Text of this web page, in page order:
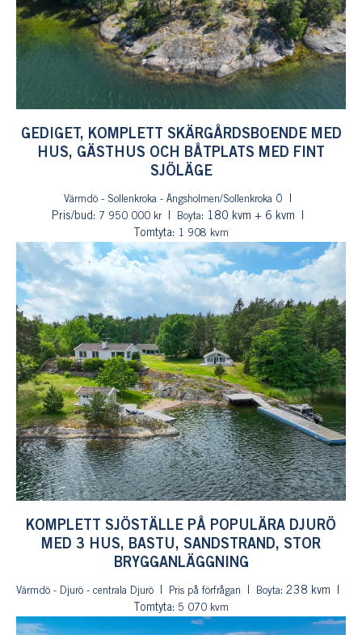
GEDIGET, KOMPLETT SKÄRGÅRDSBOENDE MED
HUS, GÄSTHUS OCH BÅTPLATS MED FINT
SJÖLÄGE
Värmdö - Sollenkroka - Ängsholmen/Sollenkroka Ö
Pris/bud: 7 950 000 kr Boyta: 180 kvm + 6 kvm
Tomtyta:
1 908 kvm
KOMPLETT SJÖSTÄLLE PÅ POPULÄRA DJURÖ
MED 3 HUS, BASTU, SANDSTRAND, STOR
BRYGGANLÄGGNING
Värmdö - Djurö - centrala Djurö Pris på förfrågan Boyta: 238 kvm
Tomtyta: 5 070 kvm